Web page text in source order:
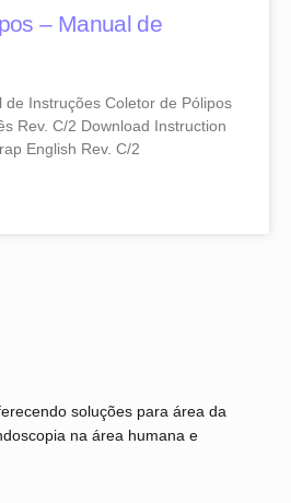
– Manual de
de Instruções Coletor de Pólipos
Rev. C/2 Download Instruction
English Rev. C/2
soluções para área da
na área humana e